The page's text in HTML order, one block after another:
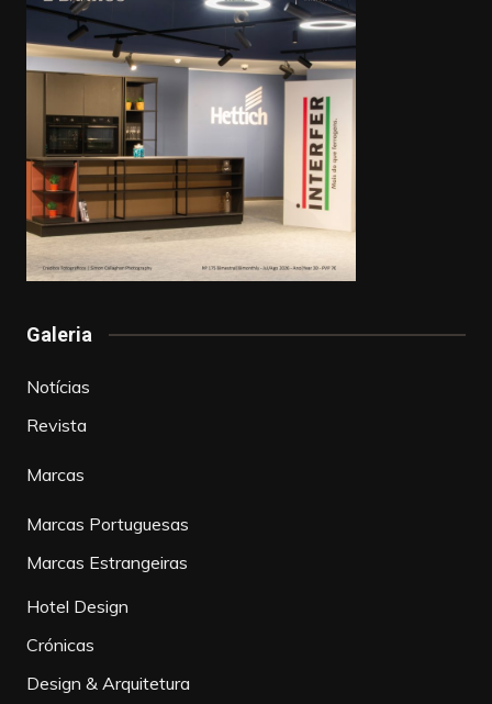
Galeria
Notícias
Revista
Marcas
Marcas Portuguesas
Marcas Estrangeiras
Hotel Design
Crónicas
Design & Arquitetura